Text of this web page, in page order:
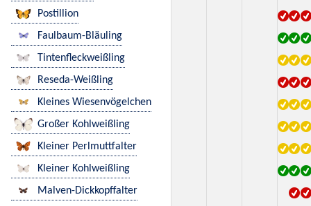
Postillion
Faulbaum-Bläuling
Tintenfleckweißling
Reseda-Weißling
Kleines Wiesenvögelchen
Großer Kohlweißling
Kleiner Perlmuttfalter
Kleiner Kohlweißling
Malven-Dickkopffalter